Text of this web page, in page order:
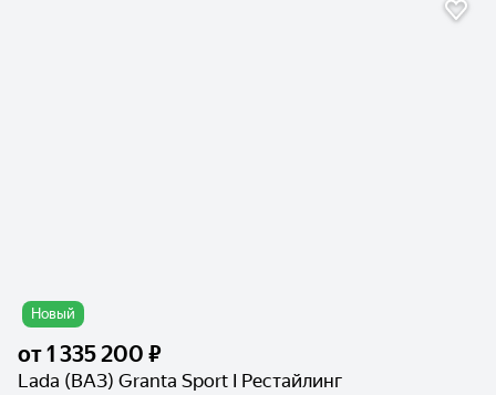
Новый
от1 335 200 ₽
Lada (ВАЗ) Granta Sport I Рестайлинг